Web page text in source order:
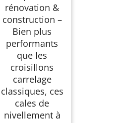
rénovation &
construction –
Bien plus
performants
que les
croisillons
carrelage
classiques, ces
cales de
nivellement à